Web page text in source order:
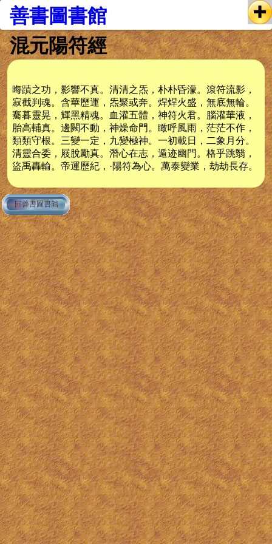
善書圖書館
混元陽符經
晦蹟之功，影響不真。清清之炁，朴朴昏濛。滾符流影，
寂截判魂。含華歷運，炁聚或奔。焊焊火盛，無底無輪。
騫暮靈晃，輝黑精魂。血灌五體，神符火君。腦灌華液，
胎高輔真。邊闕不動，神燥命門。瞰呼風雨，茫茫不作，
類類守根。三變一定，九變極神。一初載日，二象月分。
清靈合委，屐脫勵真。潛心在志，遁迹幽門。格乎跳翳，
盜禹轟輸。帝運歷紀，·陽符為心。萬泰變業，劫劫長存。